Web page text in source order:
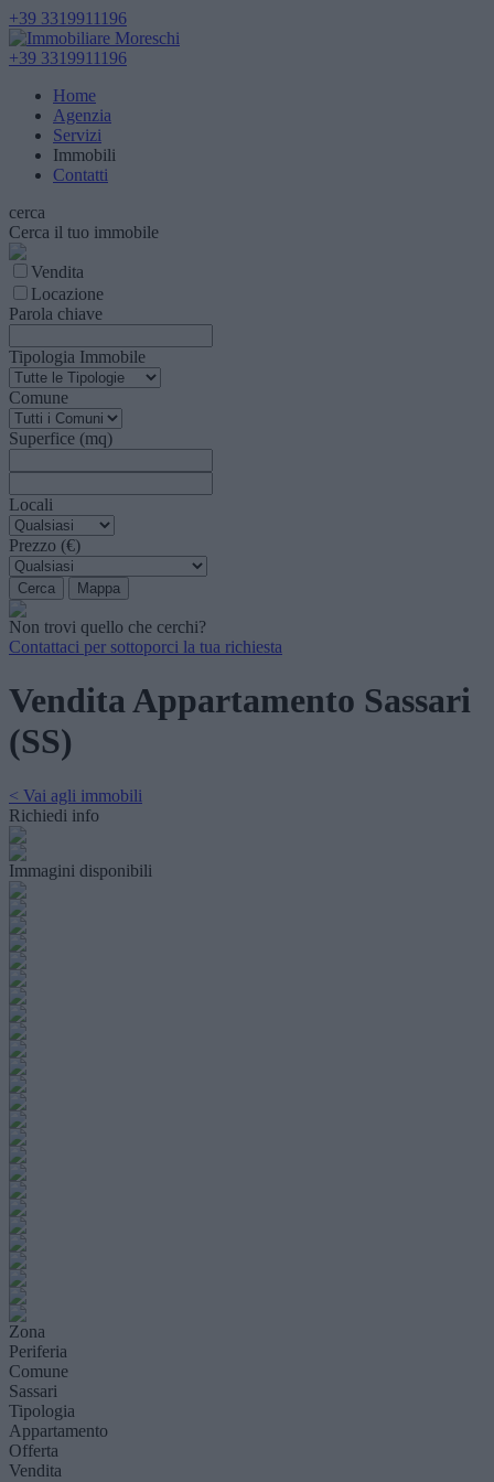
+39 3319911196
+39 3319911196
Home
Agenzia
Servizi
Immobili
Contatti
cerca
Cerca il tuo immobile
Vendita
Locazione
Parola chiave
Tipologia Immobile
Comune
Superfice (mq)
Locali
Prezzo (€)
Non trovi quello che cerchi?
Contattaci per sottoporci la tua richiesta
Vendita Appartamento Sassari
(SS)
< Vai agli immobili
Richiedi info
Immagini disponibili
Zona
Periferia
Comune
Sassari
Tipologia
Appartamento
Offerta
Vendita